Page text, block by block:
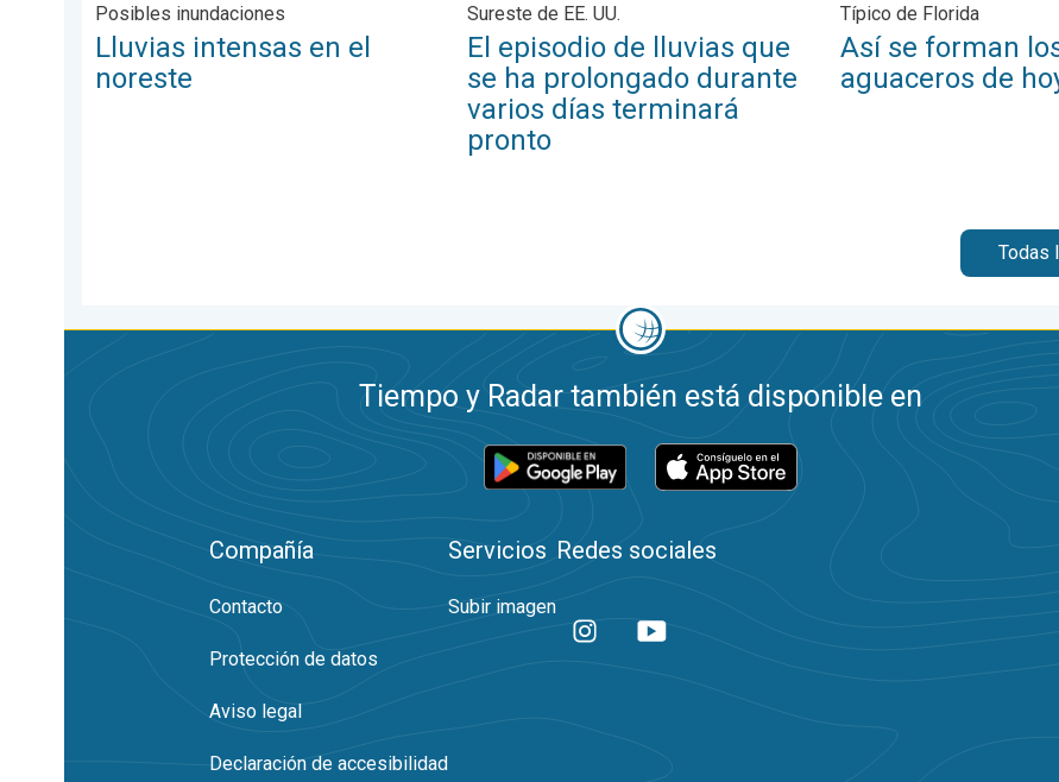
Posibles inundaciones
Lluvias intensas en el
noreste
Sureste de EE. UU.
El episodio de lluvias que
se ha prolongado durante
varios días terminará
pronto
Típico de Florida
Así se forman
aguaceros de
Todas
Tiempo y Radar también está disponible en
Compañía
Contacto
Protección de datos
Aviso legal
Declaración de accesibilidad
Servicios
Subir imagen
Redes sociales